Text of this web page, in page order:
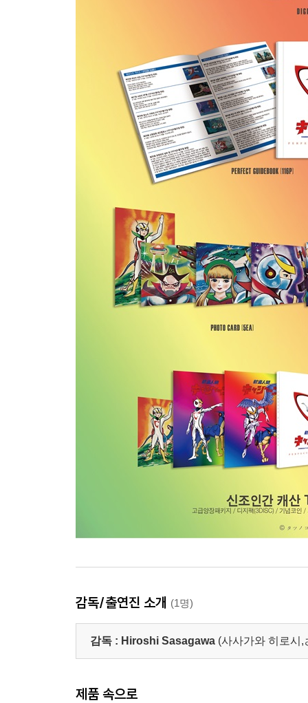
감독/출연진 소개 (1명)
감독 : Hiroshi Sasagawa (사사가와 히로시
제품 속으로